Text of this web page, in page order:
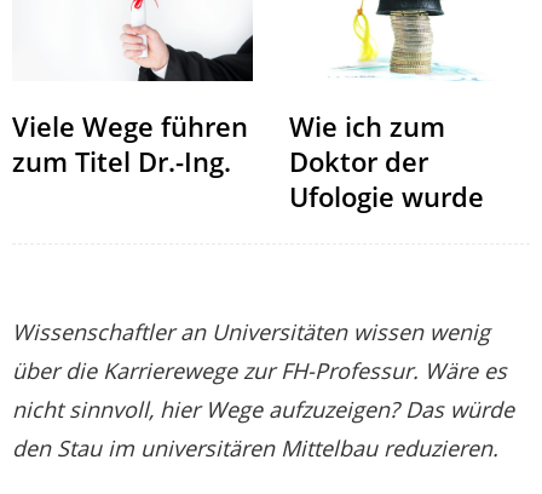
Viele Wege führen
zum Titel Dr.-Ing.
Wie ich zum
Doktor der
Ufologie wurde
Wissenschaftler an Universitäten wissen wenig
über die Karrierewege zur FH-Professur. Wäre es
nicht sinnvoll, hier Wege aufzuzeigen? Das würde
den Stau im universitären Mittelbau reduzieren.